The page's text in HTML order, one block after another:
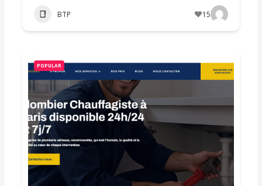
BTP 15
POPULAR